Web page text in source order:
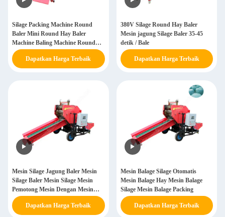
Silage Packing Machine Round
Baler Mini Round Hay Baler
Machine Baling Machine Round
Baler
Dapatkan Harga Terbaik
380V Silage Round Hay Baler
Mesin jagung Silage Baler 35-45
detik / Bale
Dapatkan Harga Terbaik
Mesin Silage Jagung Baler Mesin
Silage Baler Mesin Silage Mesin
Pemotong Mesin Dengan Mesin
Baler
Dapatkan Harga Terbaik
Mesin Balage Silage Otomatis
Mesin Balage Hay Mesin Balage
Silage Mesin Balage Packing
Dapatkan Harga Terbaik